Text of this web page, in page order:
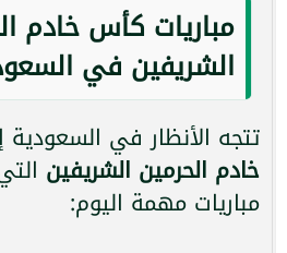
مباريات كأس خادم
الشريفين في
تتجه الأنظار في
خادم الحرمين الشريفين
مباريات مهمة اليوم: